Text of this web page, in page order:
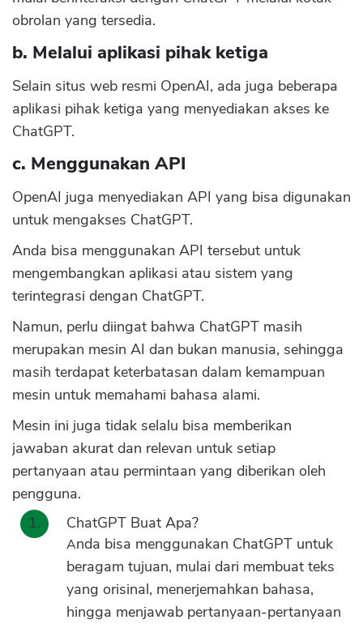
obrolan yang tersedia.
b. Melalui aplikasi pihak ketiga
Selain situs web resmi OpenAI, ada juga beberapa
aplikasi pihak ketiga yang menyediakan akses ke
ChatGPT.
c. Menggunakan API
OpenAI juga menyediakan API yang bisa digunakan
untuk mengakses ChatGPT.
Anda bisa menggunakan API tersebut untuk
mengembangkan aplikasi atau sistem yang
terintegrasi dengan ChatGPT.
Namun, perlu diingat bahwa ChatGPT masih
merupakan mesin AI dan bukan manusia, sehingga
masih terdapat keterbatasan dalam kemampuan
mesin untuk memahami bahasa alami.
Mesin ini juga tidak selalu bisa memberikan
jawaban akurat dan relevan untuk setiap
pertanyaan atau permintaan yang diberikan oleh
pengguna.
ChatGPT Buat Apa?
Anda bisa menggunakan ChatGPT untuk
beragam tujuan, mulai dari membuat teks
yang orisinal, menerjemahkan bahasa,
hingga menjawab pertanyaan-pertanyaan